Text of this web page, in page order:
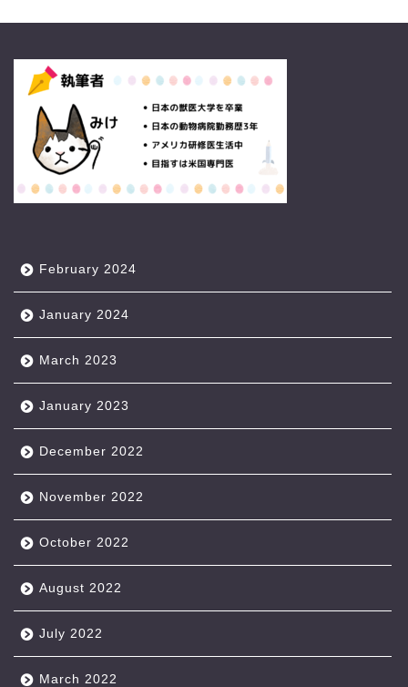
February 2024
January 2024
March 2023
January 2023
December 2022
November 2022
October 2022
August 2022
July 2022
March 2022